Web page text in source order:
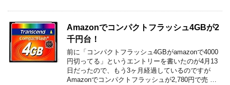
Amazonでコンパクトフラッシュ4GBが2
千円台！
前に「コンパクトフラッシュ4GBがamazonで4000
円切ってる」というエントリーを書いたのが4月13
日だったので、もう3ヶ月経過しているのですが
Amazonでコンパクトフラッシュが2,780円で売 …